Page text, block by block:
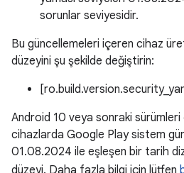
sorunlar seviyesidir.
Bu güncellemeleri içeren cihaz
düzeyini şu şekilde değiştirin:
Android 10 veya sonraki sürümleri
cihazlarda Google Play sistem
01.08.2024 ile eşleşen bir tarih
düzeyi. Daha fazla bilgi için lütfen